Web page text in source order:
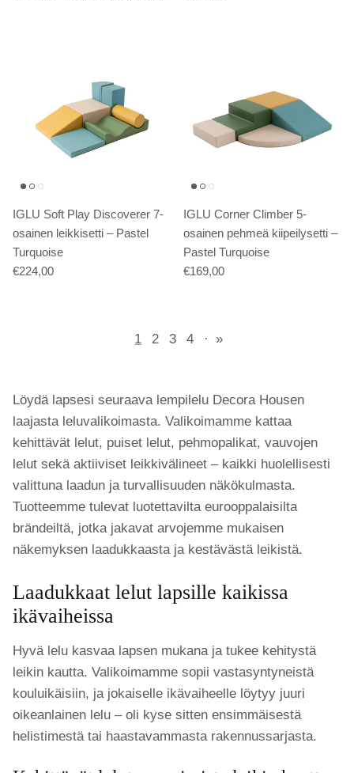
IGLU Soft Play Discoverer 7-
osainen leikkisetti – Pastel
Turquoise
€224,00
IGLU Corner Climber 5-
osainen pehmeä kiipeilysetti –
Pastel Turquoise
€169,00
1 2 3 4 · »
Löydä lapsesi seuraava lempilelu Decora Housen
laajasta leluvalikoimasta. Valikoimamme kattaa
kehittävät lelut, puiset lelut, pehmopalikat, vauvojen
lelut sekä aktiiviset leikkivälineet – kaikki huolellisesti
valittuna laadun ja turvallisuuden näkökulmasta.
Tuotteemme tulevat luotettavilta eurooppalaisilta
brändeiltä, jotka jakavat arvojemme mukaisen
näkemyksen laadukkaasta ja kestävästä leikistä.
Laadukkaat lelut lapsille kaikissa
ikävaiheissa
Hyvä lelu kasvaa lapsen mukana ja tukee kehitystä
leikin kautta. Valikoimamme sopii vastasyntyneistä
kouluikäisiin, ja jokaiselle ikävaiheelle löytyy juuri
oikeanlainen lelu – oli kyse sitten ensimmäisestä
helistimestä tai haastavammasta rakennussarjasta.